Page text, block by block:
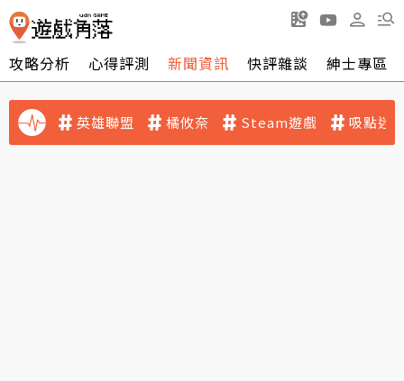
攻略分析 心得評測 新聞資訊 快評雜談 紳士專區
英雄聯盟 橘攸奈 Steam遊戲 吸點迷